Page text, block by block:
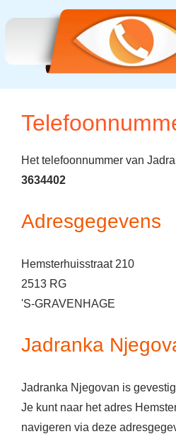
Het telefoonnummer van
3634402
Adresgegevens
Hemsterhuisstraat 210
2513 RG
'S-GRAVENHAGE
Jadranka
Jadranka Njegovan is
Je kunt naar het adres
navigeren via deze